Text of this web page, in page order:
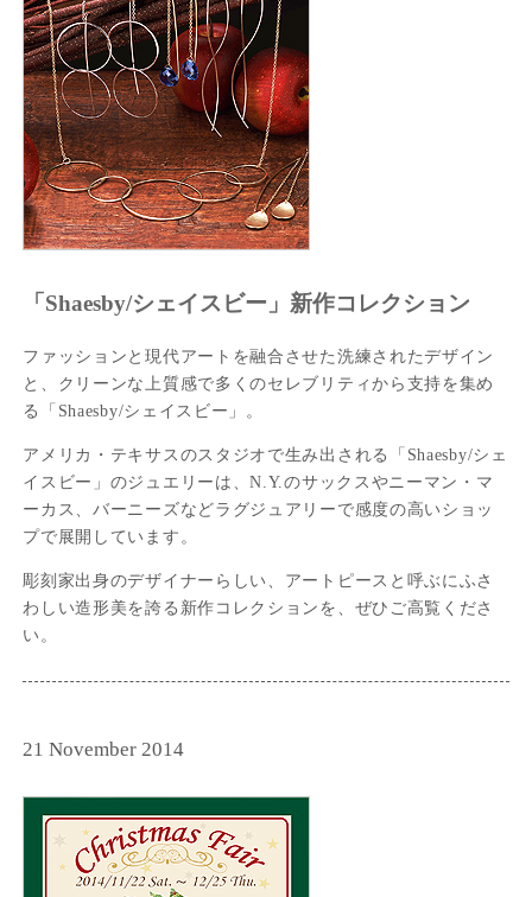
「Shaesby/シェイスビー」新作コレクション
ファッションと現代アートを融合させた洗練されたデザイン
と、クリーンな上質感で多くのセレブリティから支持を集め
る「Shaesby/シェイスビー」。
アメリカ・テキサスのスタジオで生み出される「Shaesby/シェ
イスビー」のジュエリーは、N.Y.のサックスやニーマン・マ
ーカス、バーニーズなどラグジュアリーで感度の高いショッ
プで展開しています。
彫刻家出身のデザイナーらしい、アートピースと呼ぶにふさ
わしい造形美を誇る新作コレクションを、ぜひご高覧くださ
い。
21 November 2014